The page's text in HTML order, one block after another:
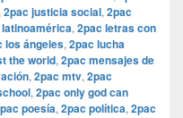
2pac justicia social, 2pac
, 2pac letras con
los ángeles, 2pac lucha
the world, 2pac mensajes de
, 2pac mtv, 2pac
, 2pac only god can
poesía, 2pac política, 2pac